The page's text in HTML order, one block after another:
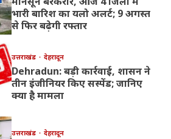
भारी बारिश का यलो अलर्ट; 9 अगस्त
से फिर बढ़ेगी रफ्तार
उत्तराखंड देहरादून
Dehradun: बड़ी कार्रवाई, शासन ने
तीन इंजीनियर किए सस्पेंड; जानिए
क्या है मामला
उत्तराखंड देहरादून